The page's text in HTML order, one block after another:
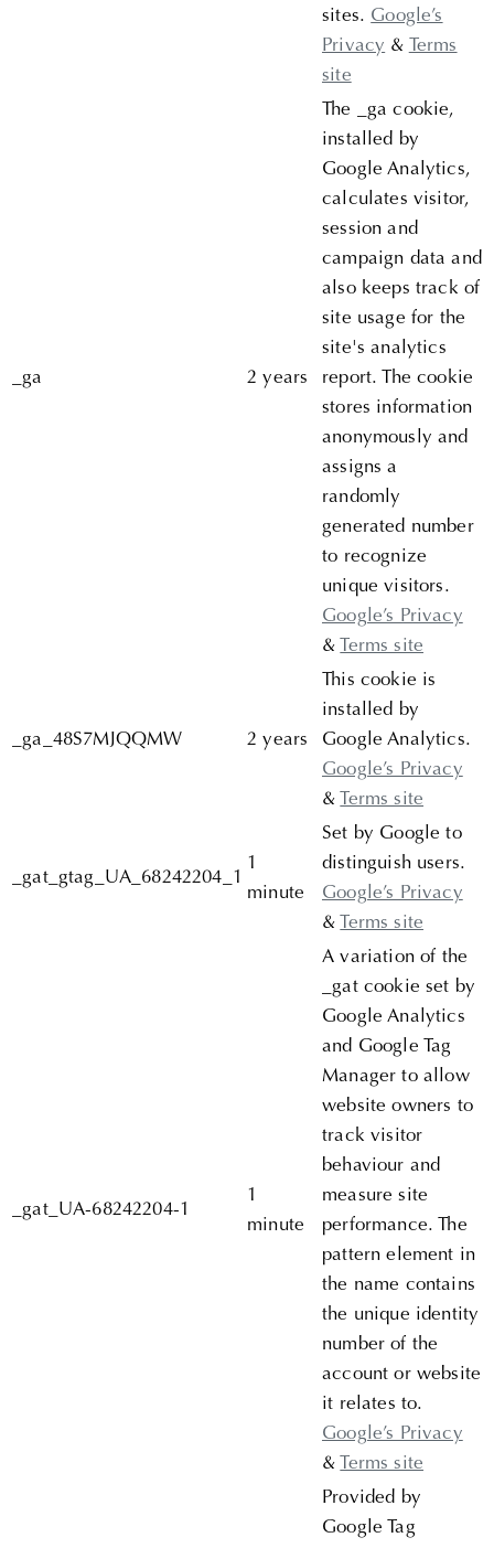
sites.Google’s
Privacy&Terms
site
_ga 2 years
The _ga cookie,
installed by
Google Analytics,
calculates visitor,
session and
campaign data and
also keeps track of
site usage for the
site's analytics
report. The cookie
stores information
anonymously and
assigns a
randomly
generated number
to recognize
unique visitors.
Google’s Privacy
&Terms site
_ga_48S7MJQQMW 2 years
This cookie is
installed by
Google Analytics.
Google’s Privacy
&Terms site
_gat_gtag_UA_68242204_1
1
minute
Set by Google to
distinguish users.
Google’s Privacy
&Terms site
_gat_UA-68242204-1
1
minute
A variation of the
_gat cookie set by
Google Analytics
and Google Tag
Manager to allow
website owners to
track visitor
behaviour and
measure site
performance. The
pattern element in
the name contains
the unique identity
number of the
account or website
it relates to.
Google’s Privacy
&Terms site
Provided by
Google Tag